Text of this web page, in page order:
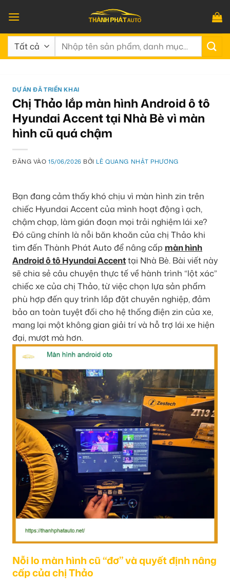
qua
nội
dung
Tìm
DỰ ÁN ĐÃ TRIỂN KHAI
Chị Thảo lắp màn hình Android ô tô
Hyundai Accent tại Nhà Bè vì màn
hình cũ quá chậm
ĐĂNG VÀO15/06/2026 BỞI LÊ QUANG NHẬT PHƯƠNG
Bạn đang cảm thấy khó chịu vì màn hình zin trên
chiếc Hyundai Accent của mình hoạt động ì ạch,
chậm chạp, làm gián đoạn mọi trải nghiệm lái xe?
Đó cũng chính là nỗi băn khoăn của chị Thảo khi
tìm đến Thành Phát Auto để nâng cấp màn hình
Android ô tô Hyundai Accenttại Nhà Bè. Bài viết này
sẽ chia sẻ câu chuyện thực tế về hành trình “lột xác”
chiếc xe của chị Thảo, từ việc chọn lựa sản phẩm
phù hợp đến quy trình lắp đặt chuyên nghiệp, đảm
bảo an toàn tuyệt đối cho hệ thống điện zin của xe,
mang lại một không gian giải trí và hỗ trợ lái xe hiện
đại, mượt mà hơn.
Nỗi lo màn hình cũ “đơ” và quyết định nâng
cấp của chị Thảo